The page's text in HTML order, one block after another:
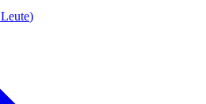
Leute)